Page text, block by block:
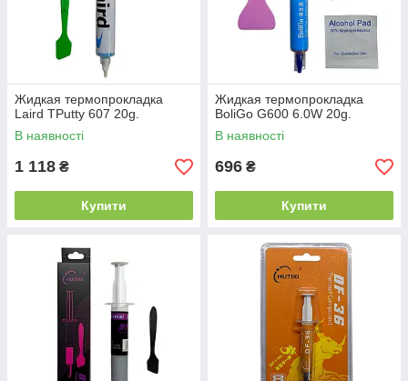
Жидкая термопрокладка
Laird TPutty 607 20g.
В наявності
1 118 ₴
Купити
Жидкая термопрокладка
BoliGo G600 6.0W 20g.
В наявності
696 ₴
Купити